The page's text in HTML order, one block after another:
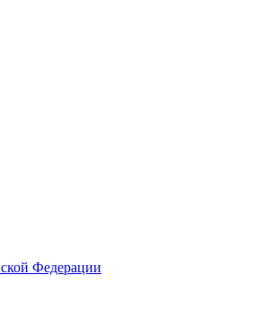
Федерации